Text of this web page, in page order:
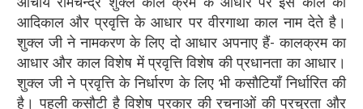
आदिकाल और प्रवृत्ति के आधार पर वीरगाथा काल नाम देते है।
शुक्ल जी ने नामकरण के लिए दो आधार अपनाए हैं- कालक्रम का
आधार और काल विशेष में प्रवृत्ति विशेष की प्रधानता का आधार।
शुक्ल जी ने प्रवृत्ति के निर्धारण के लिए भी कसौटियाँ निर्धारित की
है। पहली कसौटी है विशेष प्रकार की रचनाओं की प्रचुरता और